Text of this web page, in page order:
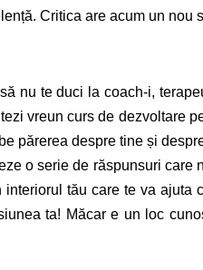
Critica are acum un nou
nu te duci la coach-i,
vreun curs de dezvoltare
părerea despre tine și
o serie de răspunsuri care
tău care te va ajuta
ta! Măcar e un loc